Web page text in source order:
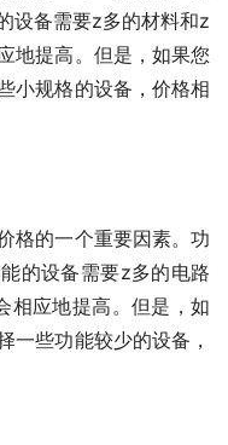
设备需要z多的材料和z
地提高。但是，如果您
小规格的设备，价格相
格的一个重要因素。功
的设备需要z多的电路
相应地提高。但是，如
一些功能较少的设备，